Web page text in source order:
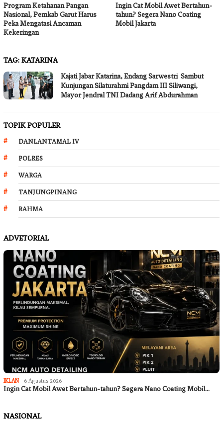
Program Ketahanan Pangan
Nasional, Pemkab Garut Harus
Peka Mengatasi Ancaman
Kekeringan
Ingin Cat Mobil Awet Bertahun-
tahun? Segera Nano Coating
Mobil Jakarta
TAG: KATARINA
Kajati Jabar Katarina, Endang Sarwestri Sambut
Kunjungan Silaturahmi Pangdam III Siliwangi,
Mayor Jendral TNI Dadang Arif Abdurahman
TOPIK POPULER
DANLANTAMAL IV
POLRES
WARGA
TANJUNGPINANG
RAHMA
ADVETORIAL
IKLAN 6 Agustus 2026
Ingin Cat Mobil Awet Bertahun-tahun? Segera Nano Coating Mobil…
NASIONAL